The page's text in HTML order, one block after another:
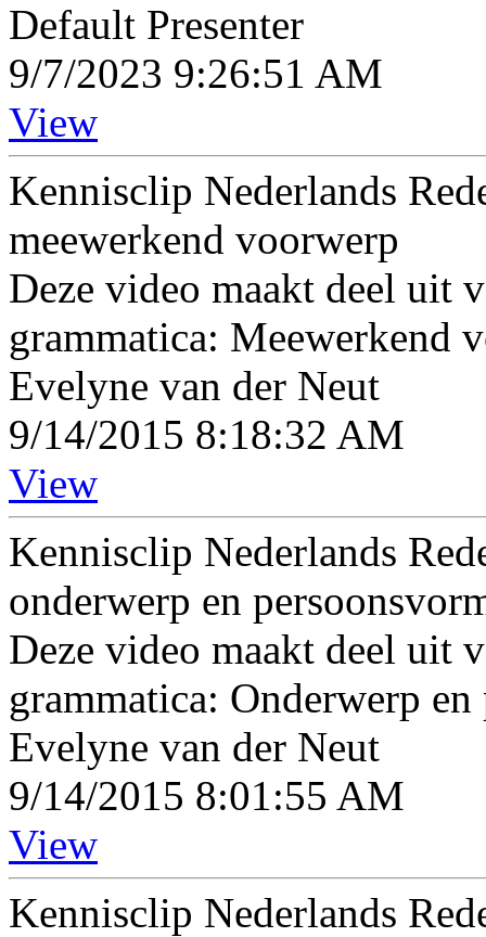
Default Presenter
9/7/2023 9:26:51 AM
View
Kennisclip Nederlands
meewerkend voorwerp
Deze video maakt deel uit
grammatica: Meewerkend
Evelyne van der Neut
9/14/2015 8:18:32 AM
View
Kennisclip Nederlands
onderwerp en
Deze video maakt deel uit
grammatica: Onderwerp
Evelyne van der Neut
9/14/2015 8:01:55 AM
View
Kennisclip Nederlands